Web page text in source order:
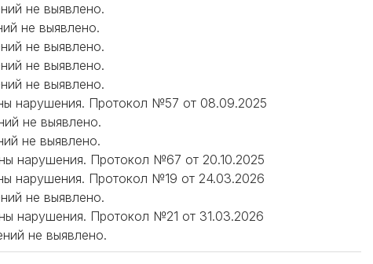
не выявлено.
не выявлено.
не выявлено.
не выявлено.
не выявлено.
нарушения. Протокол №57 от 08.09.2025
не выявлено.
не выявлено.
нарушения. Протокол №67 от 20.10.2025
нарушения. Протокол №19 от 24.03.2026
не выявлено.
нарушения. Протокол №21 от 31.03.2026
не выявлено.